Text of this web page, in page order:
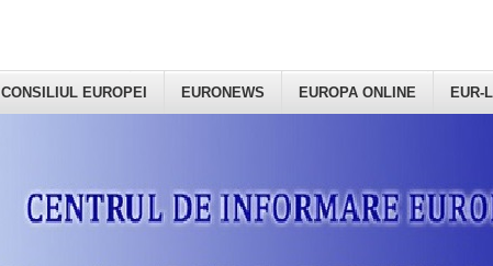
CONSILIUL EUROPEI EURONEWS EUROPA ONLINE EUR-